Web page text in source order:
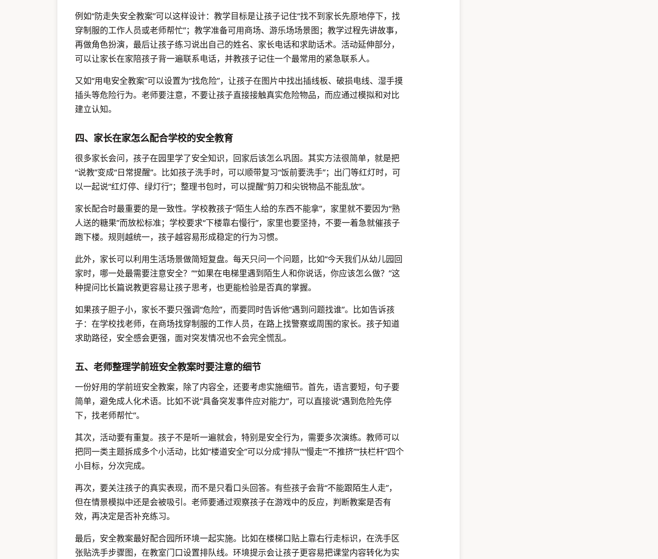
例如“防走失安全教案”可以这样设计：教学目标是让孩子记住“找不到家长先原地停下，找
穿制服的工作人员或老师帮忙”；教学准备可用商场、游乐场场景图；教学过程先讲故事，
再做角色扮演，最后让孩子练习说出自己的姓名、家长电话和求助话术。活动延伸部分，
可以让家长在家陪孩子背一遍联系电话，并教孩子记住一个最常用的紧急联系人。
又如“用电安全教案”可以设置为“找危险”，让孩子在图片中找出插线板、破损电线、湿手摸
插头等危险行为。老师要注意，不要让孩子直接接触真实危险物品，而应通过模拟和对比
建立认知。
四、家长在家怎么配合学校的安全教育
很多家长会问，孩子在园里学了安全知识，回家后该怎么巩固。其实方法很简单，就是把
“说教”变成“日常提醒”。比如孩子洗手时，可以顺带复习“饭前要洗手”；出门等红灯时，可
以一起说“红灯停、绿灯行”；整理书包时，可以提醒“剪刀和尖锐物品不能乱放”。
家长配合时最重要的是一致性。学校教孩子“陌生人给的东西不能拿”，家里就不要因为“熟
人送的糖果”而放松标准；学校要求“下楼靠右慢行”，家里也要坚持，不要一着急就催孩子
跑下楼。规则越统一，孩子越容易形成稳定的行为习惯。
此外，家长可以利用生活场景做简短复盘。每天只问一个问题，比如“今天我们从幼儿园回
家时，哪一处最需要注意安全？”“如果在电梯里遇到陌生人和你说话，你应该怎么做？”这
种提问比长篇说教更容易让孩子思考，也更能检验是否真的掌握。
如果孩子胆子小，家长不要只强调“危险”，而要同时告诉他“遇到问题找谁”。比如告诉孩
子：在学校找老师，在商场找穿制服的工作人员，在路上找警察或周围的家长。孩子知道
求助路径，安全感会更强，面对突发情况也不会完全慌乱。
五、老师整理学前班安全教案时要注意的细节
一份好用的学前班安全教案，除了内容全，还要考虑实施细节。首先，语言要短，句子要
简单，避免成人化术语。比如不说“具备突发事件应对能力”，可以直接说“遇到危险先停
下，找老师帮忙”。
其次，活动要有重复。孩子不是听一遍就会，特别是安全行为，需要多次演练。教师可以
把同一类主题拆成多个小活动，比如“楼道安全”可以分成“排队”“慢走”“不推挤”“扶栏杆”四个
小目标，分次完成。
再次，要关注孩子的真实表现，而不是只看口头回答。有些孩子会背“不能跟陌生人走”，
但在情景模拟中还是会被吸引。老师要通过观察孩子在游戏中的反应，判断教案是否有
效，再决定是否补充练习。
最后，安全教案最好配合园所环境一起实施。比如在楼梯口贴上靠右行走标识，在洗手区
张贴洗手步骤图，在教室门口设置排队线。环境提示会让孩子更容易把课堂内容转化为实